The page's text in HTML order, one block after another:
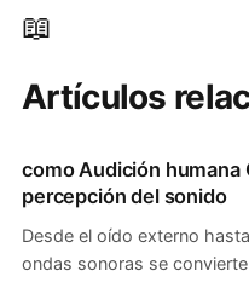
📖
Artículos
comoAudición humana
percepción del sonido
Desde el oído externo
ondas sonoras se